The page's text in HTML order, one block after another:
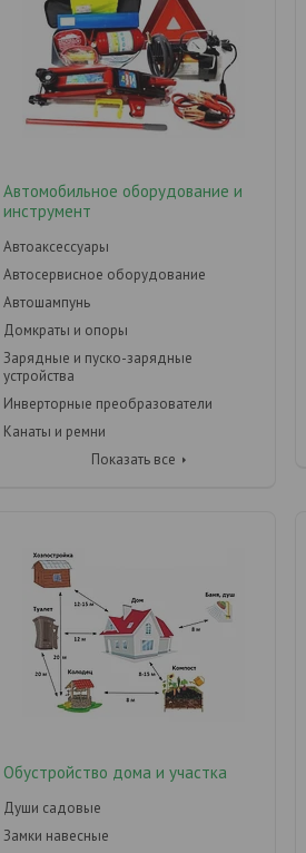
Автомобильное оборудование и
инструмент
Автоаксессуары
Автосервисное оборудование
Автошампунь
Домкраты и опоры
Зарядные и пуско-зарядные
устройства
Инверторные преобразователи
Канаты и ремни
Показать все
Обустройство дома и участка
Души садовые
Замки навесные